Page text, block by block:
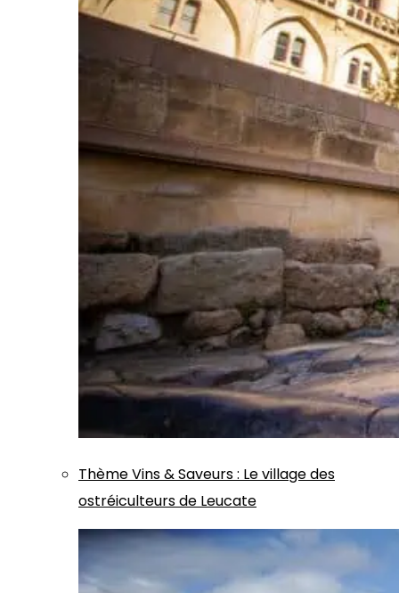
ThèmeVins & Saveurs: Le village des
ostréiculteurs de Leucate